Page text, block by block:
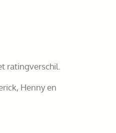
ratingverschil.
Henny en